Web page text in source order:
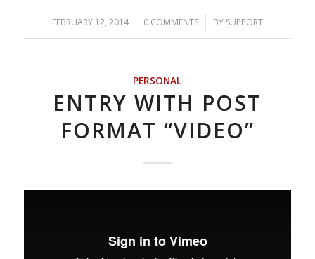
FEBRUARY 12, 2014
/ 0 COMMENTS
/ BY SUPPORT
PERSONAL
ENTRY WITH POST
FORMAT “VIDEO”